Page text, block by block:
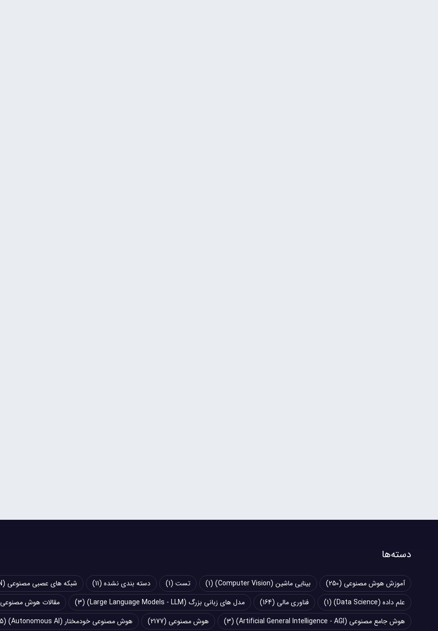
دسته‌ها
آموزش هوش مصنوعی (250) بینایی ماشین (Computer Vision) (1) تست (1) دسته بندی نشده (11) شبکه های عصبی مصنوعی (Artificial Neural Networks - ANN)
علم داده (Data Science)
(1) فناوری مالی (164) مدل های زبانی بزرگ (Large Language Models - LLM) (3) مقالات هوش مصنوعی
هوش جامع مصنوعی (Artificial General Intelligence - AGI)
(3) هوش مصنوعی (2177) هوش مصنوعی خودمختار (Autonomous AI) (5)